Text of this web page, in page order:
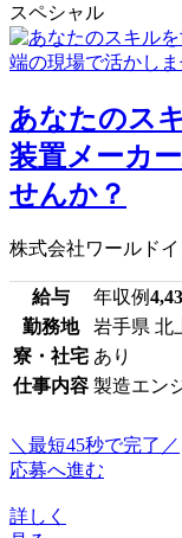
スペシャル
あなたのス
装置メーカ
せんか？
株式会社ワールド
給与 年収例
勤務地
岩手県 北
寮・社宅 あり
仕事内容 製造エン
＼最短45秒で完了／
応募へ進む
詳しく